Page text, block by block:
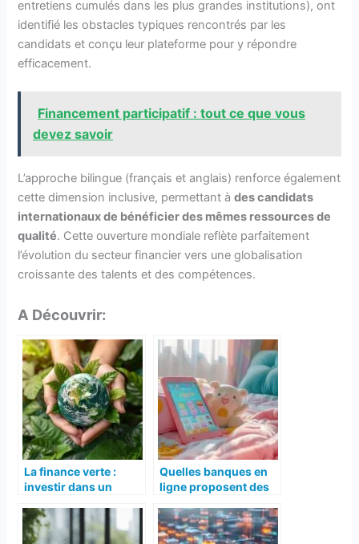
entretiens cumulés dans les plus grandes institutions), ont
identifié les obstacles typiques rencontrés par les
candidats et conçu leur plateforme pour y répondre
efficacement.
Financement participatif : tout ce que vous
devez savoir
L’approche bilingue (français et anglais) renforce également
cette dimension inclusive, permettant àdes candidats
internationaux de bénéficier des mêmes ressources de
qualité. Cette ouverture mondiale reflète parfaitement
l’évolution du secteur financier vers une globalisation
croissante des talents et des compétences.
A Découvrir:
La finance verte :
investir dans un
Quelles banques en
ligne proposent des
mineurs ?